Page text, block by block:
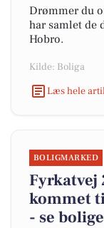
Drømmer du
har samlet de
Hobro.
Kilde: Boliga
Læs hele
BOLIGMARKED
Fyrkatvej
kommet
- se